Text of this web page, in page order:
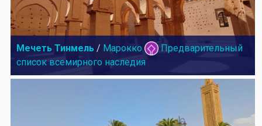
Мечеть Тинмель / Марокко
Предварительный
список всемирного наследия